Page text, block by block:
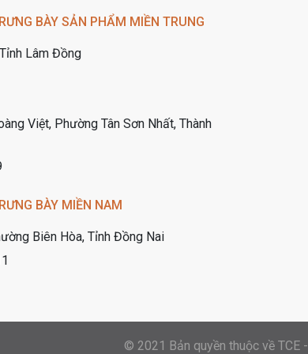
BÀY SẢN PHẨM MIỀN TRUNG
Lâm Đồng
Việt, Phường Tân Sơn Nhất, Thành
BÀY MIỀN NAM
Biên Hòa, Tỉnh Đồng Nai
© 2021 Bản quyền thuộc về TCE -